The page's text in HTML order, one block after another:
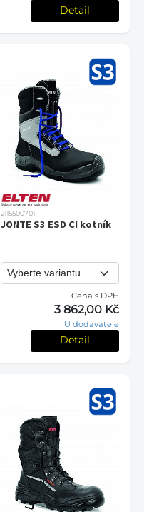
Detail
2115500701
JONTE S3 ESD CI kotník
Cena s DPH
3 862,00 Kč
U dodavatele
Detail